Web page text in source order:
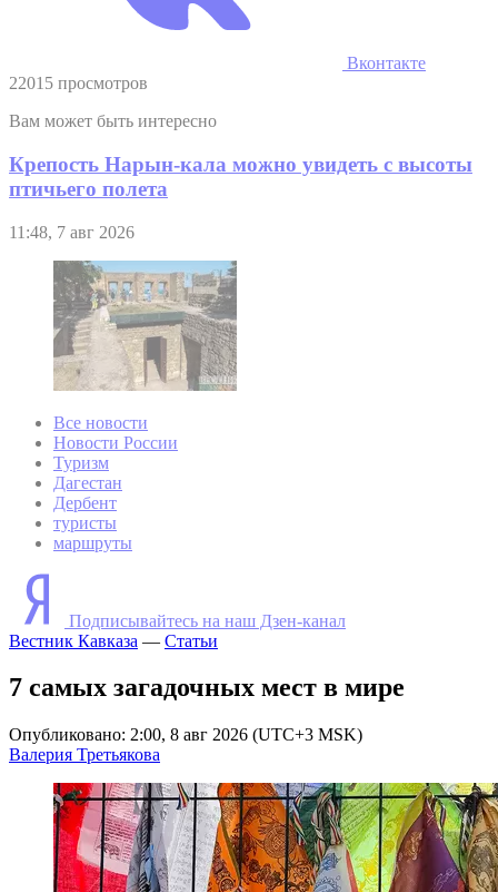
Вконтакте
22015 просмотров
Вам может быть интересно
Крепость Нарын-кала можно увидеть с высоты
птичьего полета
11:48, 7 авг 2026
Все новости
Новости России
Туризм
Дагестан
Дербент
туристы
маршруты
Подписывайтесь на наш Дзен-канал
Вестник Кавказа — Статьи
7 самых загадочных мест в мире
Опубликовано: 2:00, 8 авг 2026 (UTC+3 MSK)
Валерия Третьякова